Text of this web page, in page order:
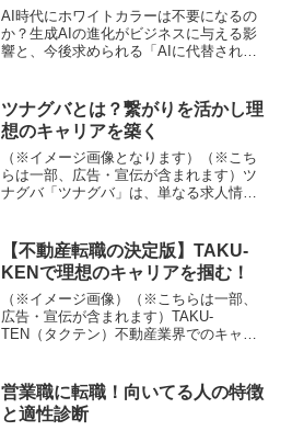
説！
AI時代にホワイトカラーは不要になるの
か？生成AIの進化がビジネスに与える影
響と、今後求められる「AIに代替されな
す。
ツナグバとは？繋がりを活かし理
想のキャリアを築く
（※イメージ画像となります）（※こち
らは一部、広告・宣伝が含まれます）ツ
ナグバ「ツナグバ」は、単なる求人情報
し、最適なキャリアへと「つなぐ」こと
を目指す転職プラットフォー...
【不動産転職の決定版】TAKU-
KENで理想のキャリアを掴む！
（※イメージ画像）（※こちらは一部、
広告・宣伝が含まれます）TAKU-
TEN（タクテン）不動産業界でのキャリ
を大きく左右する重要な決断です。しか
し、一般的な転職サイトで...
営業職に転職！向いてる人の特徴
と適性診断